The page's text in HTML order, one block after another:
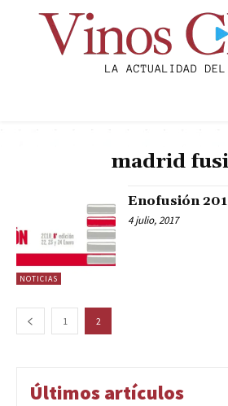
madrid
NOTICIAS
Enofusión
4 julio, 2017
1 2
Últimos artículos